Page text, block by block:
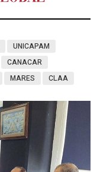
UNICAPAM
CANACAR
MARES CLAA